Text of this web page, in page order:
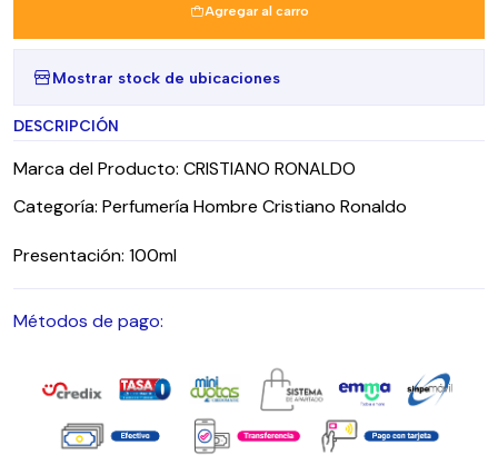
Agregar al carro
Mostrar stock de ubicaciones
DESCRIPCIÓN
Marca del Producto: CRISTIANO RONALDO
Categoría: Perfumería Hombre Cristiano Ronaldo
Presentación: 100ml
Métodos de pago: